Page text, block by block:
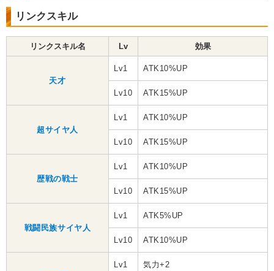
リンクスキル
リンクスキル名 Lv 効果
天才
Lv1 ATK10%UP
Lv10 ATK15%UP
超サイヤ人
Lv1 ATK10%UP
Lv10 ATK15%UP
歴戦の戦士
Lv1 ATK10%UP
Lv10 ATK15%UP
戦闘民族サイヤ人
Lv1 ATK5%UP
Lv10 ATK10%UP
Lv1 気力+2